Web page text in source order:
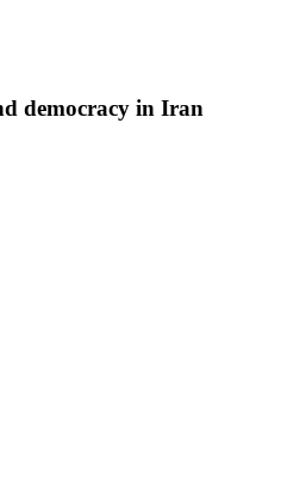
democracy in Iran